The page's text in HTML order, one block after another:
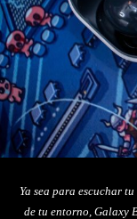
Ya sea para escuchar
de tu entorno, Galaxy